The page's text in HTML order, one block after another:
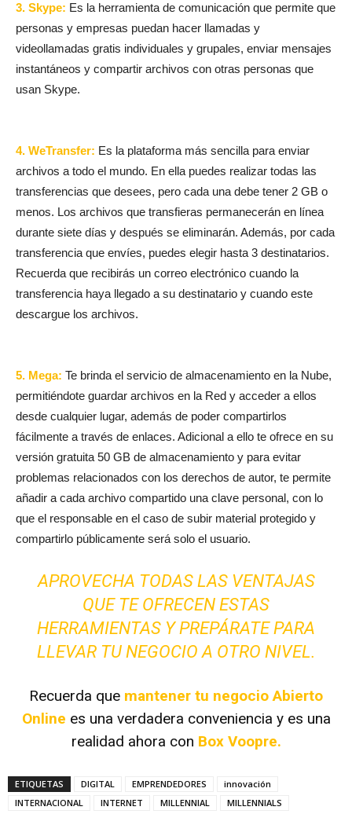
3. Skype: Es la herramienta de comunicación que permite que
personas y empresas puedan hacer llamadas y
videollamadas gratis individuales y grupales, enviar mensajes
instantáneos y compartir archivos con otras personas que
usan Skype.
4. WeTransfer: Es la plataforma más sencilla para enviar
archivos a todo el mundo. En ella puedes realizar todas las
transferencias que desees, pero cada una debe tener 2 GB o
menos. Los archivos que transfieras permanecerán en línea
durante siete días y después se eliminarán. Además, por cada
transferencia que envíes, puedes elegir hasta 3 destinatarios.
Recuerda que recibirás un correo electrónico cuando la
transferencia haya llegado a su destinatario y cuando este
descargue los archivos.
5. Mega: Te brinda el servicio de almacenamiento en la Nube,
permitiéndote guardar archivos en la Red y acceder a ellos
desde cualquier lugar, además de poder compartirlos
fácilmente a través de enlaces. Adicional a ello te ofrece en su
versión gratuita 50 GB de almacenamiento y para evitar
problemas relacionados con los derechos de autor, te permite
añadir a cada archivo compartido una clave personal, con lo
que el responsable en el caso de subir material protegido y
compartirlo públicamente será solo el usuario.
APROVECHA TODAS LAS VENTAJAS
QUE TE OFRECEN ESTAS
HERRAMIENTAS Y PREPÁRATE PARA
LLEVAR TU NEGOCIO A OTRO NIVEL.
Recuerda que mantener tu negocio Abierto
Online es una verdadera conveniencia y es una
realidad ahora con Box Voopre.
ETIQUETAS DIGITAL EMPRENDEDORES
innovación
INTERNACIONAL
INTERNET MILLENNIAL MILLENNIALS